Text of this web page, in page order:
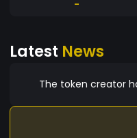
-
Latest News
The token creator